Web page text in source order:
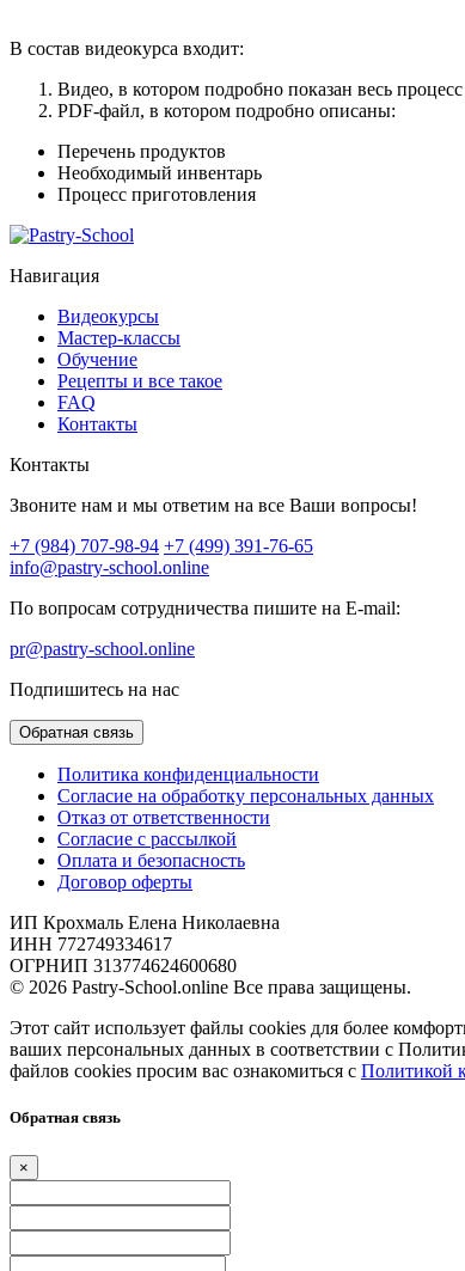
В состав видеокурса входит:
Видео, в котором подробно показан весь
PDF-файл, в котором подробно описаны:
Перечень продуктов
Необходимый инвентарь
Процесс приготовления
Навигация
Видеокурсы
Мастер-классы
Обучение
Рецепты и все такое
FAQ
Контакты
Контакты
Звоните нам и мы ответим на все Ваши вопросы!
+7 (984) 707-98-94 +7 (499) 391-76-65
info@pastry-school.online
По вопросам сотрудничества пишите на E-mail:
pr@pastry-school.online
Подпишитесь на нас
Обратная связь
Политика конфиденциальности
Согласие на обработку персональных данных
Отказ от ответственности
Согласие с рассылкой
Оплата и безопасность
Договор оферты
ИП Крохмаль Елена Николаевна
ИНН 772749334617
ОГРНИП 313774624600680
© 2026 Pastry-School.online Все права защищены.
Этот сайт использует файлы cookies для более
ваших персональных данных в соответствии с
файлов cookies просим вас ознакомиться с Политикой
Обратная связь
×